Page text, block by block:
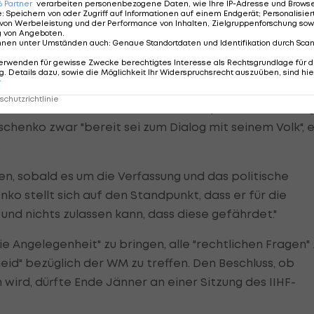
Dänemark?
als Anlass der Versöhnung durchzuführen, an
zustande kommt". Bei dem Gespräch am
zwar "bereit sei zum Dialog mit seinem Volk",
sobald es um die Verfassung und das politische
stellt sich auf den Standpunkt, dass er für die
nichts zulassen kann, dass diese gefährdet."
Angelegenheit" zu bringen, alle "rechtlichen Fragen"
bezüglich der WM zu treffen. Den Beschluss, ob
dürfte Ende Jänner an einer Sitzung des IIHF-
Partner verarbeiten personenbezogene Daten, wie Ihre IP-Adresse und
: Speichern von oder Zugriff auf Informationen auf einem Endgerät;
Werbeleistung und der Performance von Inhalten, Zielgruppenforschung
von Angeboten
unter Umständen auch: Genaue Standortdaten und Identifikation durch
für gewisse Zwecke berechtigtes Interesse als Rechtsgrundlage für
Details dazu, sowie die Möglichkeit Ihr Widerspruchsrecht auszuüben, sind